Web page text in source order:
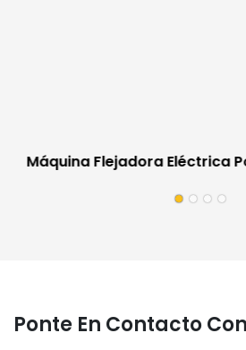
Máquina Flejadora Eléctrica
Ponte En Contacto